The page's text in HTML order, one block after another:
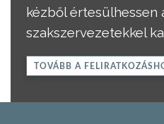
kézből értesülhessen
szakszervezetekkel
TOVÁBB A